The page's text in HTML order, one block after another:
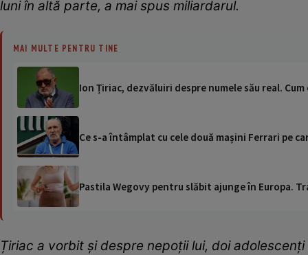
luni în altă parte, a mai spus miliardarul.
MAI MULTE PENTRU TINE
Ion Țiriac, dezvăluiri despre numele său real.
Ce s-a întâmplat cu cele două mașini Ferrari pe
Pastila Wegovy pentru slăbit ajunge în Europa.
Țiriac a vorbit și despre nepoții lui, doi